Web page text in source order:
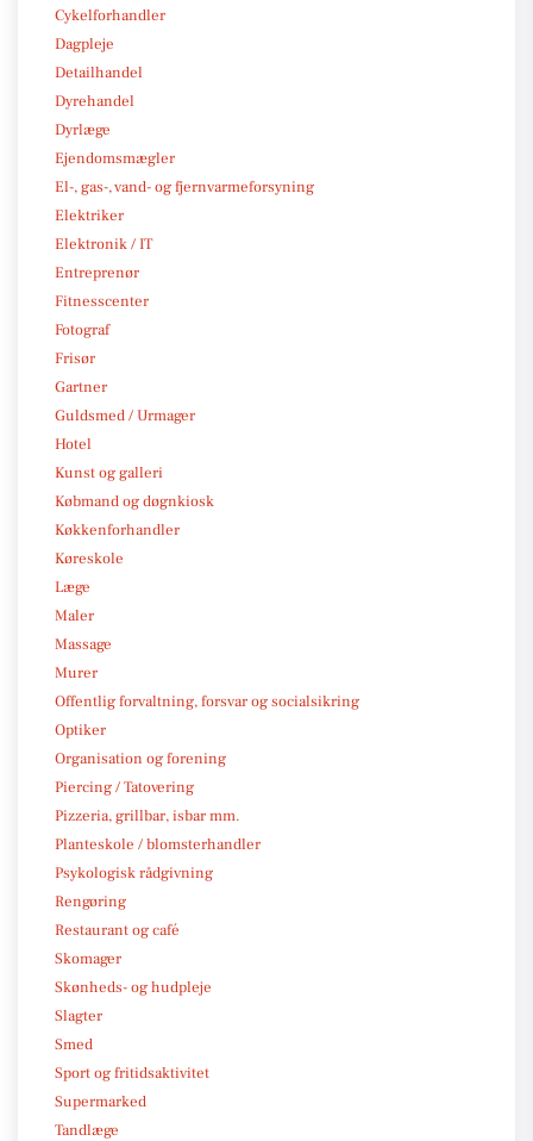
Cykelforhandler
Dagpleje
Detailhandel
Dyrehandel
Dyrlæge
Ejendomsmægler
El-, gas-, vand- og fjernvarmeforsyning
Elektriker
Elektronik / IT
Entreprenør
Fitnesscenter
Fotograf
Frisør
Gartner
Guldsmed / Urmager
Hotel
Kunst og galleri
Købmand og døgnkiosk
Køkkenforhandler
Køreskole
Læge
Maler
Massage
Murer
Offentlig forvaltning, forsvar og socialsikring
Optiker
Organisation og forening
Piercing / Tatovering
Pizzeria, grillbar, isbar mm.
Planteskole / blomsterhandler
Psykologisk rådgivning
Rengøring
Restaurant og café
Skomager
Skønheds- og hudpleje
Slagter
Smed
Sport og fritidsaktivitet
Supermarked
Tandlæge